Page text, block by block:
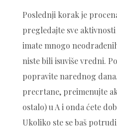
Poslednji korak je
pregledajte sve
imate mnogo
niste bili isuviše vredni.
popravite narednog
precrtane, preimenujte
ostalo) u A i onda ćete
Ukoliko ste se baš